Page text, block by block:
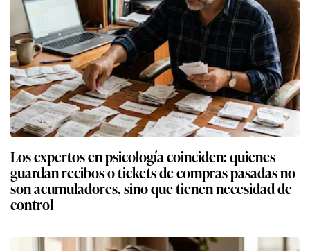
Los expertos en psicología coinciden: quienes
guardan recibos o tickets de compras pasadas no
son acumuladores, sino que tienen necesidad de
control